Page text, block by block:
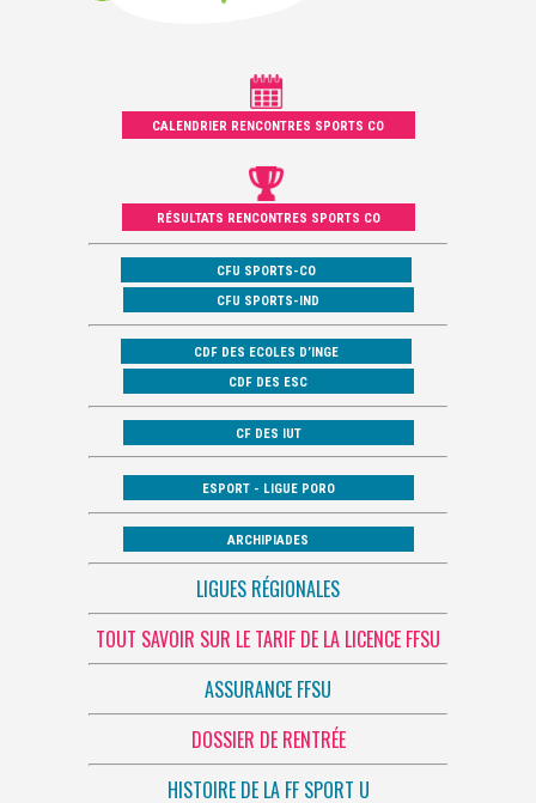
CALENDRIER RENCONTRES SPORTS CO
RÉSULTATS RENCONTRES SPORTS CO
CFU SPORTS-CO
CFU SPORTS-IND
CDF DES ECOLES D’INGE
CDF DES ESC
CF DES IUT
ESPORT - LIGUE PORO
ARCHIPIADES
LIGUES RÉGIONALES
TOUT SAVOIR SUR LE TARIF DE LA LICENCE FFSU
ASSURANCE FFSU
DOSSIER DE RENTRÉE
HISTOIRE DE LA FF SPORT U